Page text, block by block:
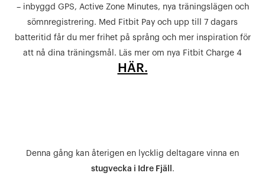
– inbyggd GPS, Active Zone Minutes, nya träningslägen och
sömnregistrering. Med Fitbit Pay och upp till 7 dagars
batteritid får du mer frihet på språng och mer inspiration för
att nå dina träningsmål. Läs mer om nya Fitbit Charge 4
HÄR.
Denna gång kan återigen en lycklig deltagare vinna en
stugvecka i Idre Fjäll
.